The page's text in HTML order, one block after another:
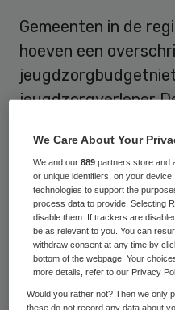
Gemeenten in de
hoeven een
jeugdzorgverlener
bericht Binnenlands
De Buitenwereld
aangespannen
omdat die weigerde
We Care About Your
We and our889 partners store and
or unique identifiers, on your
technologies to support the
process data to provide. Selecting
disable them. If trackers are
be as relevant to you. You can
withdraw consent at any time by
bottom of the webpage. Your
more details, refer to our Privacy
Would you rather not? Then we only
these do not record any data about